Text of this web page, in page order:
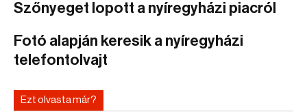
Szőnyeget lopott a nyíregyházi piacról
Fotó alapján keresik a nyíregyházi
telefontolvajt
Ezt olvasta már?